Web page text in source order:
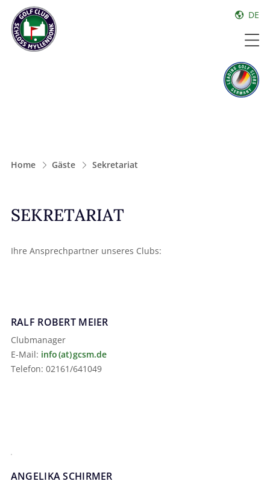
DE
Home Gäste Sekretariat
SEKRETARIAT
Ihre Ansprechpartner unseres Clubs:
RALF ROBERT MEIER
Clubmanager
E-Mail: info (at) gcsm.de
Telefon: 02161/641049
ANGELIKA SCHIRMER